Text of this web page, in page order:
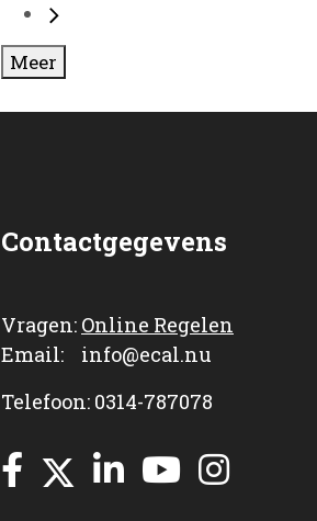
Meer
Contactgegevens
Vragen: Online Regelen
Email: info@ecal.nu
Telefoon: 0314-787078